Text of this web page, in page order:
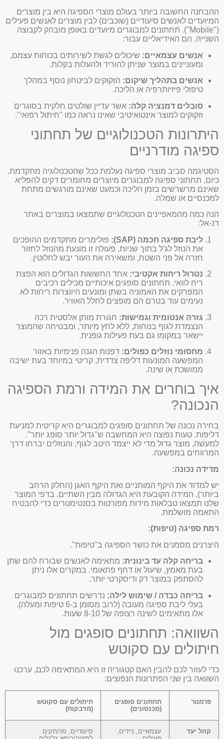
ההבחנה החשובה ביותר בעולם מוצרי הספיגה היא בין מוצרים
המיועדים לאנשים סיעודיים (שוכבים) לבין מוצרים לאנשים פעילים
("Mobile"). תחתונים למבוגרים מיועדים באופן מובהק לקבוצה
השנייה. הם האידיאליים עבור:
אנשים עצמאיים: שיכולים לגשת לשירותים בכוחות עצמם,
ומעוניינים במוצר שניתן להוריד ולהעלות בקלות.
אנשים בתהליך שיקום: הזקוקים לביטחון נוסף במהלך
טיפולי פיזיותרפיה או הליכה.
סובלים דמנציה קלה: אשר עדיין שולטים חלקית בסוגרים
וזקוקים למוצר אינטואיטיבי שאינו נראה כמו "חיתול רפואי".
היתרונות הטכנולוגיים של תחתוני
ספיגה מודרניים
הסטיגמה סביב מוצרי ספיגה נעלמת ככל שהטכנולוגיה מתקדמת.
כיום, תחתוני ספיגה למבוגרים מיוצרים מחומרים דקים להפליא
שאינם מרשרשים בזמן הליכה וכמעט שאינם מורגשים מתחת
למכנסיים או שמלה.
הנה כמה מהמאפיינים הטכנולוגיים שתמצאו במוצרים באתר
דנ-אל:
ליבת ספיגה חכמה (SAP):
פולימרים מתקדמים ההופכים
את הנוזל לג'ל בתוך שניות. פעולה זו מונעת מהנוזל לחזור
חזרה אל פני השטח, ומשאירה את העור יבש לחלוטין.
נטרול ריחות אקטיבי: אחד החששות הגדולים הוא הפצת
ריח לוואי. תחתונים סופגים איכותיים מכילים רכיבים
המפרקים את האמוניה בשתן ומונעים היווצרות ריחות לא
נעימים עוד בטרם הם מופצים לחלל האוויר.
גזרה אנטומית וגמישות: חגורת מותן אלסטית רכה
הנצמדת לגוף בנוחות, ללא לחץ מיותר, ומבטיחה שהמוצר
יישאר במקומו גם בעת פעילות גופנית.
מחסומי נוזלים כפולים: דפנות הגנה פנימיות באזור
המפשעה המונעות דליפה צדדית, קריטי במיוחד בעת ישיבה
ממושכת או שינה.
איך בוחרים את המידה ורמת הספיגה
הנכונה?
בחירה נכונה של תחתונים סופגים למבוגרים היא קריטית למניעת
דליפות. טעות נפוצה היא המחשבה ש"גדול יותר סופג יותר".
למעשה, מוצר גדול מדי לא ייצמד היטב לגוף, והנוזלים יברחו דרך
המרווחים במפשעה.
מדידה נכונה:
יש למדוד את היקף המותניים ואת היקף האגן (החלק הרחב
ביותר). המידה הקובעת היא הגדולה מבין השתיים. בדפי המוצר
שלנו תמצאו טבלאות מידות מפורטות בסנטימטרים כדי להבטיח
התאמה מושלמת.
רמת ספיגה (טיפות):
היצרנים מסמנים את כושר הספיגה ב"טיפות".
בריחה קלה עד בינונית: מתאימה לאנשים שבורח להם שתן
בעת מאמץ, שיעול או דחף פתאומי. במקרים אלו ניתן
להסתפק במוצר דק ודיסקרטי יותר.
בריחה כבדה / שימוש לילה: נדרשים תחתונים למבוגרים
בעלי ליבת ספיגה מעובה (לרוב מסומן ב-6 טיפות ומעלה).
אלו מתאימים לשינה רצופה של 8-10 שעות.
השוואה: תחתונים סופגים מול
חיתולים עם סקוטש
כדי לעזור לכם להבין האם קטגוריה זו היא המתאימה לכם, ערכנו
השוואה בין שני הפתרונות הנפוצים:
פרמטר
תחתונים סופגים
(מכנסונים)
חיתולים עם סקוטש
(מדבקות)
קהל יעד
עצמאיים, ניידים,
סיעודיים, מרותקים